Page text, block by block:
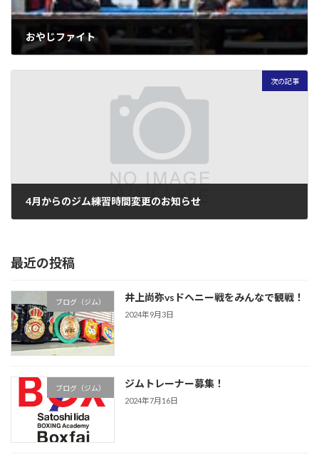
おやじファイト
次の記事
4月からのジム練習時間変更のお知らせ
最近の投稿
ブログ（ジム） 井上尚弥vsドヘニー戦をみんなで観戦！
2024年9月3日
ブログ（ジム） ジムトレーナー募集！
2024年7月16日